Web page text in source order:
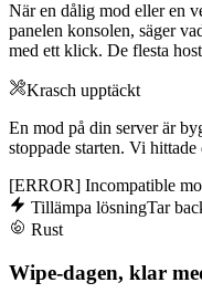
När en dålig mod eller en
panelen konsolen, säger
med ett klick. De flesta
Krasch upptäckt
En mod på din server är
stoppade starten. Vi hittade
[ERROR] Incompatible
Tillämpa lösningTar
Rust
Wipe-dagen, klar